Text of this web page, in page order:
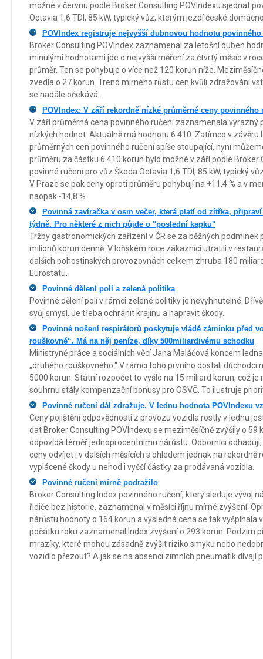
možné v červnu podle Broker Consulting POVIndexu sjednat
Octavia 1,6 TDI, 85 kW, typický vůz, kterým jezdí české
POVIndex registruje nejvyšší dubnovou hodnotu
Broker Consulting POVIndex zaznamenal za letošní duben
minulými hodnotami jde o nejvyšší měření za čtvrtý měsíc v
průměr. Ten se pohybuje o více než 120 korun níže.
zvedla o 27 korun. Trend mírného růstu cen kvůli zdražování
se nadále očekává.
POVIndex: V září rekordně nízké průměrné ceny povinného
V září průměrná cena povinného ručení zaznamenala výrazný
nízkých hodnot. Aktuálně má hodnotu 6 410. Zatímco v závěru
průměrných cen povinného ručení spíše stoupající, nyní
průměru za částku 6 410 korun bylo možné v září podle Broker
povinné ručení pro vůz Škoda Octavia 1,6 TDI, 85 kW, typický
V Praze se pak ceny oproti průměru pohybují na +11,4 % a v
naopak -14,8 %.
Povinná zavíračka v osm večer, která platí od zítřka,
týdně. Pro některé z nich půjde o "poslední kapku"
Tržby gastronomických zařízení v ČR se za běžných podmínek
milionů korun denně. V loňském roce zákazníci utratili v
dalších pohostinských provozovnách celkem zhruba 180
Eurostatu.
Povinné dělení polí a zelená politika
Povinné dělení polí v rámci zelené politiky je nevyhnutelné.
svůj smysl. Je třeba ochránit krajinu a napravit škody.
Povinné nošení respirátorů poskytuje vládě záminku před
rouškovné“. Má na něj peníze, díky 500miliardivému schodku
Ministryně práce a sociálních věcí Jana Maláčová koncem
„druhého rouškovného.“ V rámci toho prvního dostali důchodci
5000 korun. Státní rozpočet to vyšlo na 15 miliard korun, což je
souhrnu stály kompenzační bonusy pro OSVČ. To ilustruje
Povinné ručení dál zdražuje. V lednu hodnota POVIndexu
Ceny pojištění odpovědnosti z provozu vozidla rostly v lednu
dat Broker Consulting POVIndexu se meziměsíčně zvýšily o 59
odpovídá téměř jednoprocentnímu nárůstu. Odborníci
ceny odvíjet i v dalších měsících s ohledem jednak na rekordně
vyplácené škody u nehod i vyšší částky za prodávaná vozidla.
Povinné ručení mírně podražilo
Broker Consulting Index povinného ručení, který sleduje vývoj
řidiče bez historie, zaznamenal v měsíci říjnu mírné zvýšení.
nárůstu hodnoty o 164 korun a výsledná cena se tak vyšplhala
počátku roku zaznamenal Index zvýšení o 293 korun. Podzim
mrazíky, které mohou zásadně zvýšit riziko smyku nebo
vozidlo přezout? A jak se na absenci zimních pneumatik dívají